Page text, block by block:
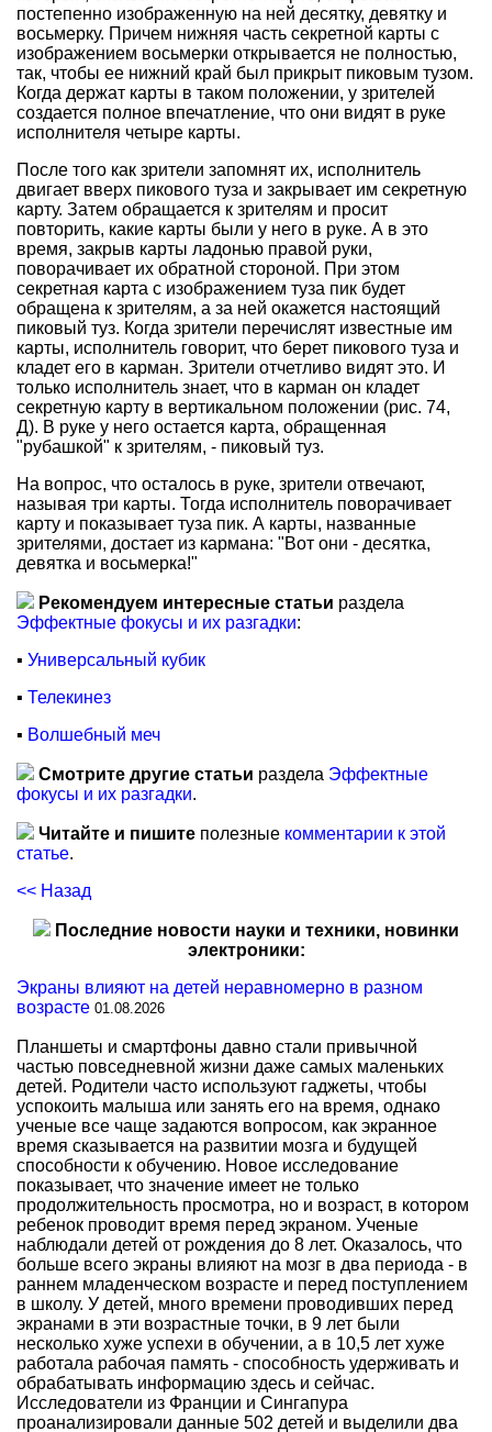
постепенно изображенную на ней десятку, девятку и
восьмерку. Причем нижняя часть секретной карты с
изображением восьмерки открывается не полностью,
так, чтобы ее нижний край был прикрыт пиковым тузом.
Когда держат карты в таком положении, у зрителей
создается полное впечатление, что они видят в руке
исполнителя четыре карты.
После того как зрители запомнят их, исполнитель
двигает вверх пикового туза и закрывает им секретную
карту. Затем обращается к зрителям и просит
повторить, какие карты были у него в руке. А в это
время, закрыв карты ладонью правой руки,
поворачивает их обратной стороной. При этом
секретная карта с изображением туза пик будет
обращена к зрителям, а за ней окажется настоящий
пиковый туз. Когда зрители перечислят известные им
карты, исполнитель говорит, что берет пикового туза и
кладет его в карман. Зрители отчетливо видят это. И
только исполнитель знает, что в карман он кладет
секретную карту в вертикальном положении (рис. 74,
Д). В руке у него остается карта, обращенная
"рубашкой" к зрителям, - пиковый туз.
На вопрос, что осталось в руке, зрители отвечают,
называя три карты. Тогда исполнитель поворачивает
карту и показывает туза пик. А карты, названные
зрителями, достает из кармана: "Вот они - десятка,
девятка и восьмерка!"
Рекомендуем интересные статьи раздела
Эффектные фокусы и их разгадки:
▪ Универсальный кубик
▪ Телекинез
▪ Волшебный меч
Смотрите другие статьи раздела Эффектные
фокусы и их разгадки.
Читайте и пишите полезные комментарии к этой
статье.
<< Назад
Последние новости науки и техники, новинки
электроники:
Экраны влияют на детей неравномерно в разном
возрасте 01.08.2026
Планшеты и смартфоны давно стали привычной
частью повседневной жизни даже самых маленьких
детей. Родители часто используют гаджеты, чтобы
успокоить малыша или занять его на время, однако
ученые все чаще задаются вопросом, как экранное
время сказывается на развитии мозга и будущей
способности к обучению. Новое исследование
показывает, что значение имеет не только
продолжительность просмотра, но и возраст, в котором
ребенок проводит время перед экраном. Ученые
наблюдали детей от рождения до 8 лет. Оказалось, что
больше всего экраны влияют на мозг в два периода - в
раннем младенческом возрасте и перед поступлением
в школу. У детей, много времени проводивших перед
экранами в эти возрастные точки, в 9 лет были
несколько хуже успехи в обучении, а в 10,5 лет хуже
работала рабочая память - способность удерживать и
обрабатывать информацию здесь и сейчас.
Исследователи из Франции и Сингапура
проанализировали данные 502 детей и выделили два